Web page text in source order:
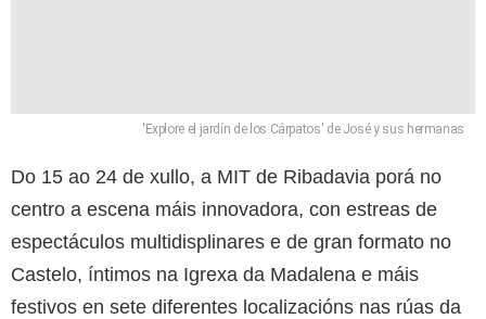
'Explore el jardín de los Cárpatos' de José y sus hermanas
Do 15 ao 24 de xullo, a MIT de Ribadavia porá no
centro a escena máis innovadora, con estreas de
espectáculos multidisplinares e de gran formato no
Castelo, íntimos na Igrexa da Madalena e máis
festivos en sete diferentes localizacións nas rúas da